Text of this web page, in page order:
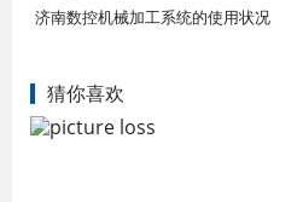
济南数控机械加工系统的使用状况
猜你喜欢